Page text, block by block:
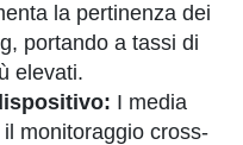
la pertinenza dei
portando a tassi di
elevati.
I media
monitoraggio cross-